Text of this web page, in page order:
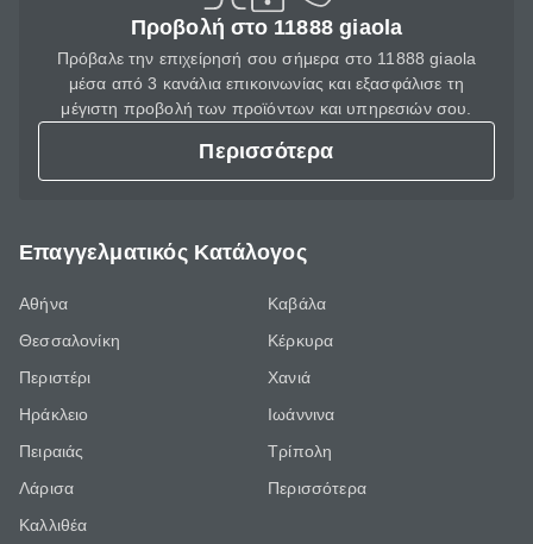
Προβολή στο 11888 giaola
Πρόβαλε την επιχείρησή σου σήμερα στο 11888 giaola
μέσα από 3 κανάλια επικοινωνίας και εξασφάλισε τη
μέγιστη προβολή των προϊόντων και υπηρεσιών σου.
Περισσότερα
Επαγγελματικός Κατάλογος
Αθήνα
Θεσσαλονίκη
Περιστέρι
Ηράκλειο
Πειραιάς
Λάρισα
Καλλιθέα
Καβάλα
Κέρκυρα
Χανιά
Ιωάννινα
Τρίπολη
Περισσότερα